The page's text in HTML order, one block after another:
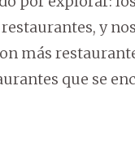
y
más
que se